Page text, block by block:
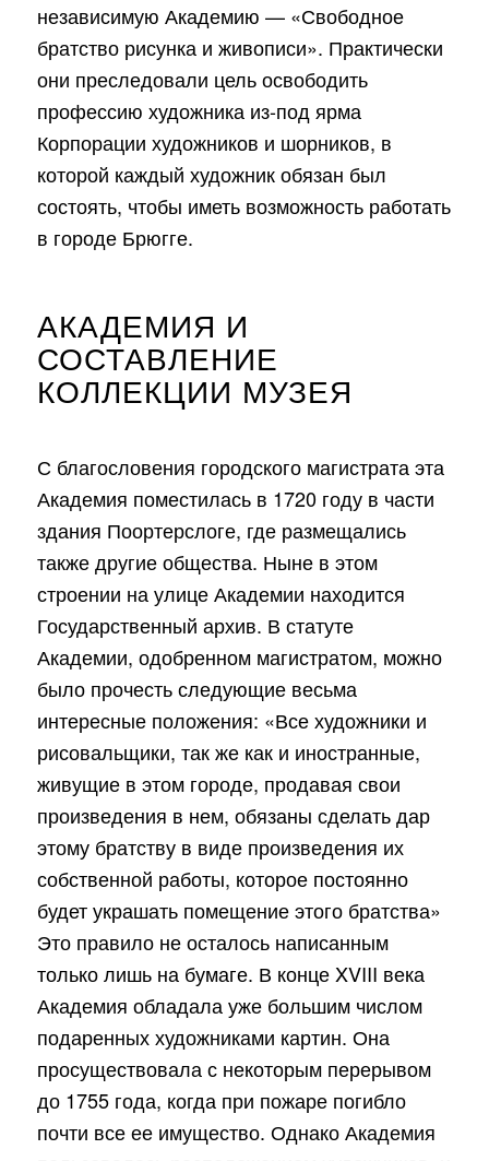
независимую Академию — «Свободное
братство рисунка и живописи». Практически
они преследовали цель освободить
профессию художника из-под ярма
Корпорации художников и шорников, в
которой каждый художник обязан был
состоять, чтобы иметь возможность работать
в городе Брюгге.
АКАДЕМИЯ И
СОСТАВЛЕНИЕ
КОЛЛЕКЦИИ МУЗЕЯ
С благословения городского магистрата эта
Академия поместилась в 1720 году в части
здания Поортерслоге, где размещались
также другие общества. Ныне в этом
строении на улице Академии находится
Государственный архив. В статуте
Академии, одобренном магистратом, можно
было прочесть следующие весьма
интересные положения: «Все художники и
рисовальщики, так же как и иностранные,
живущие в этом городе, продавая свои
произведения в нем, обязаны сделать дар
этому братству в виде произведения их
собственной работы, которое постоянно
будет украшать помещение этого братства»
Это правило не осталось написанным
только лишь на бумаге. В конце XVIII века
Академия обладала уже большим числом
подаренных художниками картин. Она
просуществовала с некоторым перерывом
до 1755 года, когда при пожаре погибло
почти все ее имущество. Однако Академия